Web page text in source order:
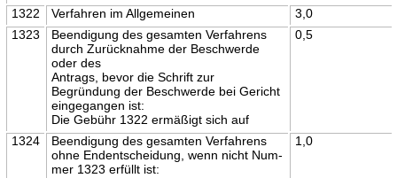
1322
Verfahren im Allgemeinen
3,0
1323
Beendigung des gesamten Verfahrens
durch Zurücknahme der Beschwerde
oder des
Antrags, bevor die Schrift zur
Begründung der Beschwerde bei Gericht
eingegangen ist:
Die Gebühr 1322 ermäßigt sich auf
0,5
1324
Beendigung des gesamten Verfahrens
ohne Endentscheidung, wenn nicht Num-
mer 1323 erfüllt ist:
1,0